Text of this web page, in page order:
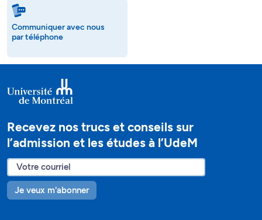
Communiquer avec nous
par téléphone
Recevez nos trucs et conseils sur
l’admission et les études à l’UdeM
Je veux m'abonner